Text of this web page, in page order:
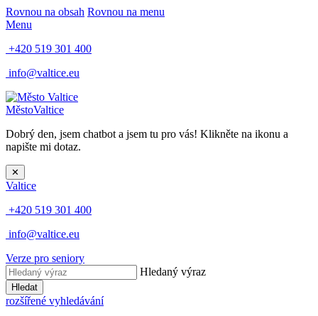
Rovnou na obsah Rovnou na menu
Menu
+420 519 301 400
info@valtice.eu
MěstoValtice
Dobrý den, jsem chatbot a jsem tu pro vás! Klikněte na ikonu a
napište mi dotaz.
✕
Valtice
+420 519 301 400
info@valtice.eu
Verze pro seniory
Hledaný výraz
Hledat
rozšířené vyhledávání